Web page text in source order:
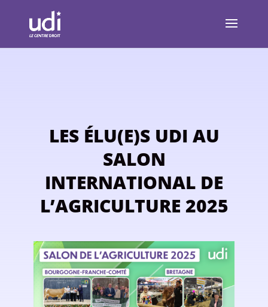
LES ÉLU(E)S UDI AU
SALON
INTERNATIONAL DE
L’AGRICULTURE 2025